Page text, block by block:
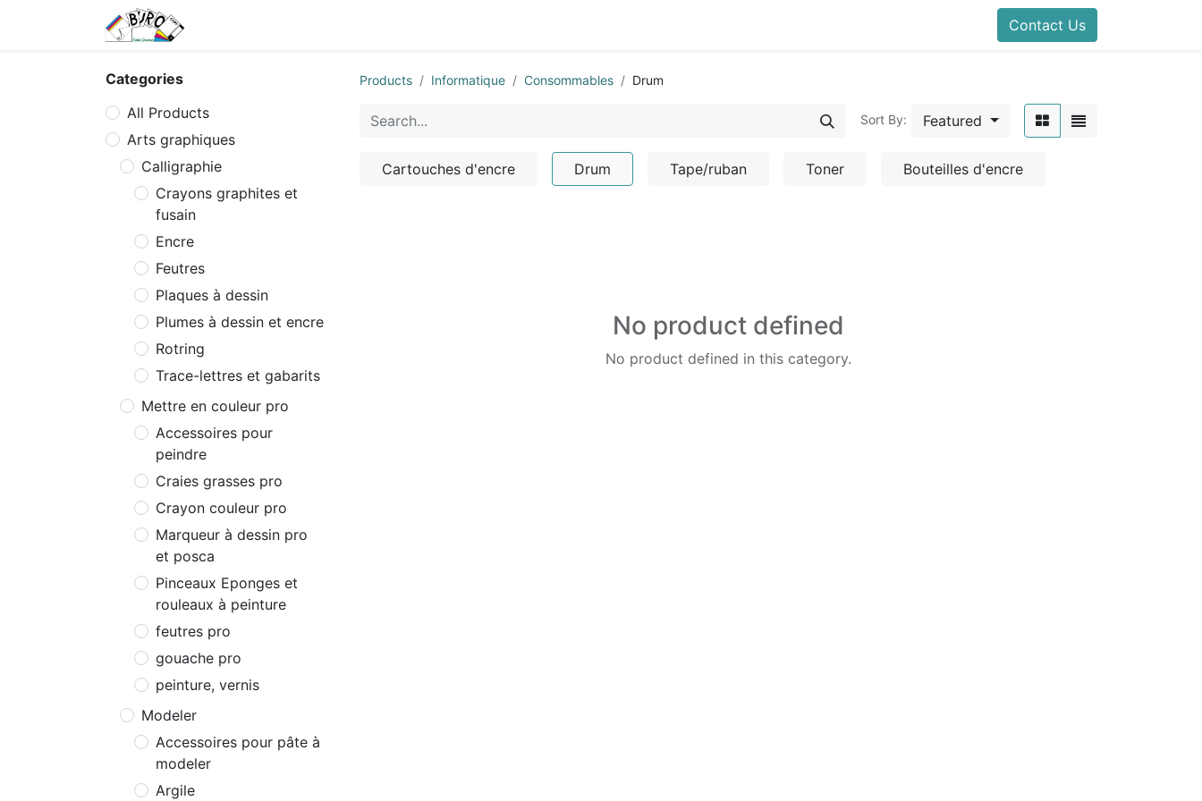
Contact Us
Categories
All Products
Arts graphiques
Calligraphie
Crayons graphites et
fusain
Encre
Feutres
Plaques à dessin
Plumes à dessin et encre
Rotring
Trace-lettres et gabarits
Mettre en couleur pro
Accessoires pour
peindre
Craies grasses pro
Crayon couleur pro
Marqueur à dessin pro
et posca
Pinceaux Eponges et
rouleaux à peinture
feutres pro
gouache pro
peinture, vernis
Modeler
Accessoires pour pâte à
modeler
Argile
Products Informatique Consommables Drum
Sort By: Featured
Cartouches d'encre Drum Tape/ruban Toner Bouteilles d'encre
No product defined
No product defined in this category.